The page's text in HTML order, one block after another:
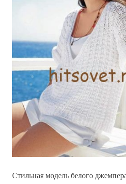
Стильная модель белого